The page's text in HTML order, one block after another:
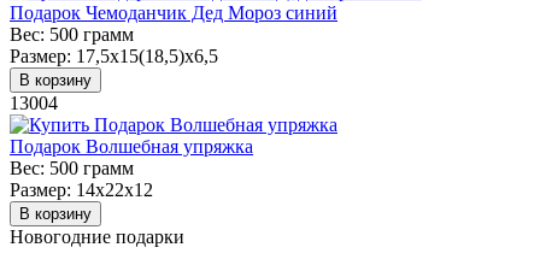
Подарок Чемоданчик Дед Мороз синий
Вес: 500 грамм
Размер: 17,5х15(18,5)х6,5
В корзину
13004
Подарок Волшебная упряжка
Вес: 500 грамм
Размер: 14х22х12
В корзину
Новогодние подарки